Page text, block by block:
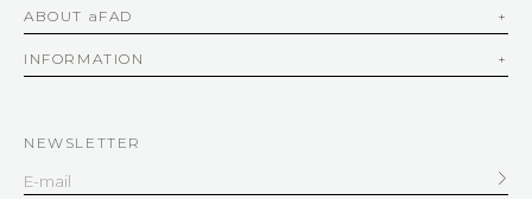
ABOUT aFAD
INFORMATION
NEWSLETTER